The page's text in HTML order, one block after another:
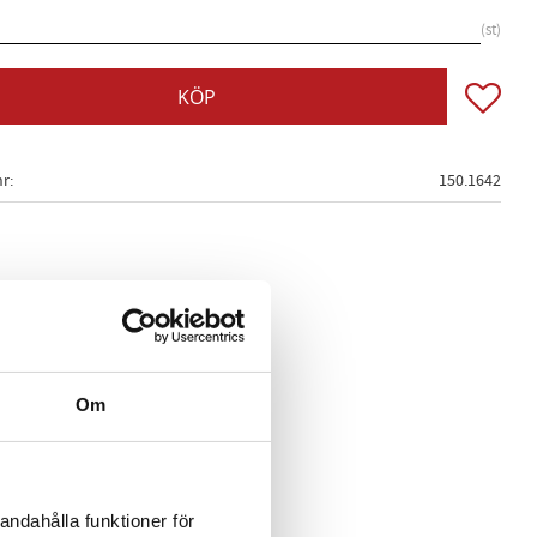
Om
funktioner för
st
KÖP Lägg
150.1642
och hjulsidan)